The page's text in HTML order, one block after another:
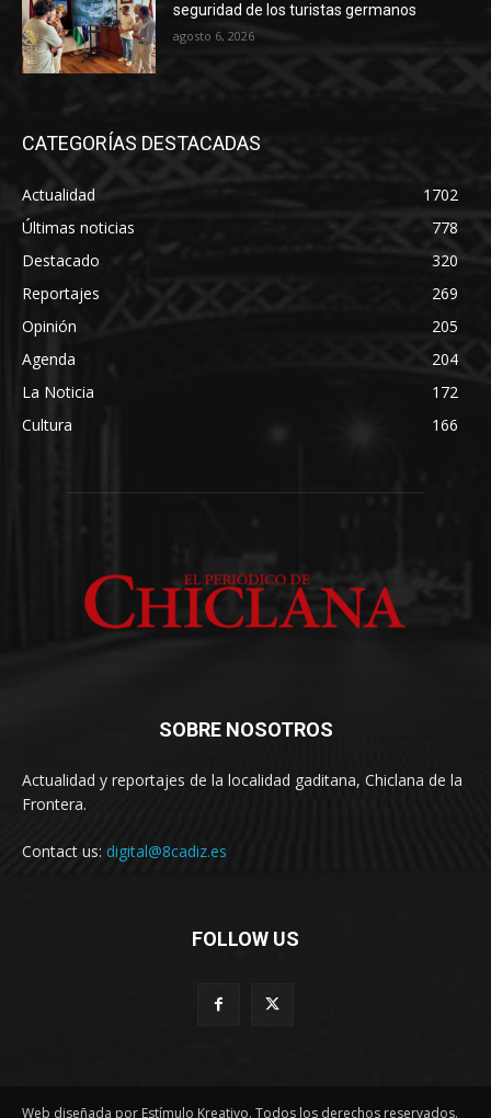
seguridad de los turistas germanos
agosto 6, 2026
CATEGORÍAS DESTACADAS
Actualidad
1702
Últimas noticias
778
Destacado
320
Reportajes
269
Opinión
205
Agenda
204
La Noticia
172
Cultura
166
SOBRE NOSOTROS
Actualidad y reportajes de la localidad gaditana, Chiclana de la
Frontera.
Contact us: digital@8cadiz.es
FOLLOW US
Web diseñada por Estímulo Kreativo. Todos los derechos reservados.